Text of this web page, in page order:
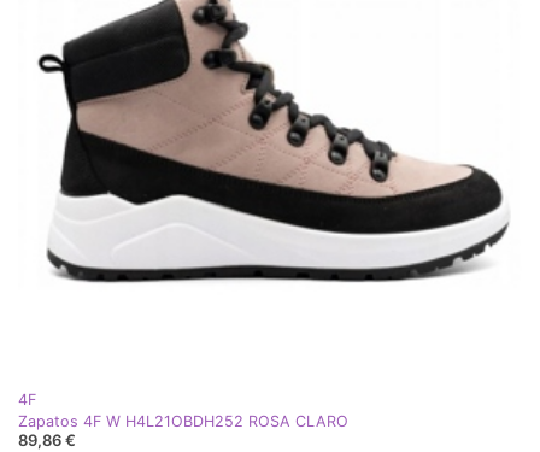
4F
Zapatos 4F W H4L21OBDH252 ROSA CLARO
89,86 €